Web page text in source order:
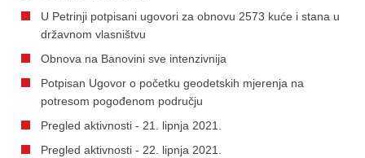
U Petrinji potpisani ugovori za obnovu 2573 kuće i stana u
državnom vlasništvu
Obnova na Banovini sve intenzivnija
Potpisan Ugovor o početku geodetskih mjerenja na
potresom pogođenom području
Pregled aktivnosti - 21. lipnja 2021.
Pregled aktivnosti - 22. lipnja 2021.